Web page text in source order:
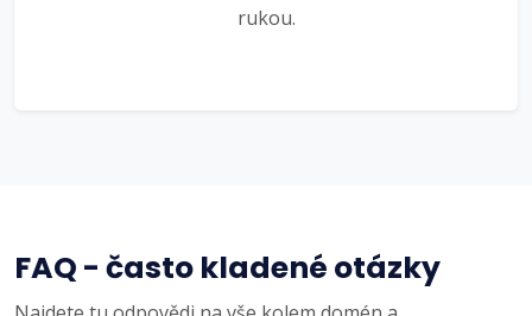
rukou.
FAQ - často kladené otázky